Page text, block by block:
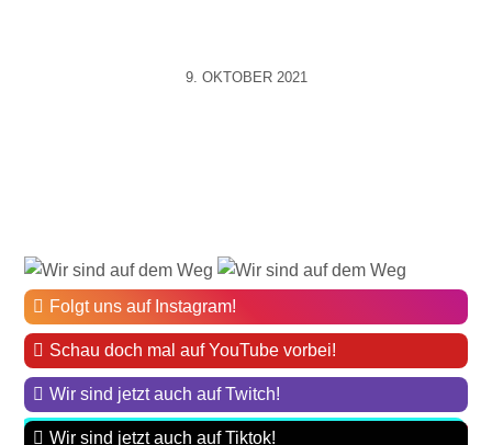
9. OKTOBER 2021
Folgt uns auf Instagram!
Schau doch mal auf YouTube vorbei!
Wir sind jetzt auch auf Twitch!
Wir sind jetzt auch auf Tiktok!